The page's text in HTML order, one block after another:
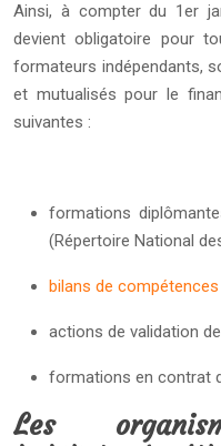
Ainsi, à compter du 1er
devient obligatoire pour
formateurs indépendants,
et mutualisés pour le
suivantes :
formations
(Répertoire National
bilans de compétences
actions de validation
formations en contrat
Les